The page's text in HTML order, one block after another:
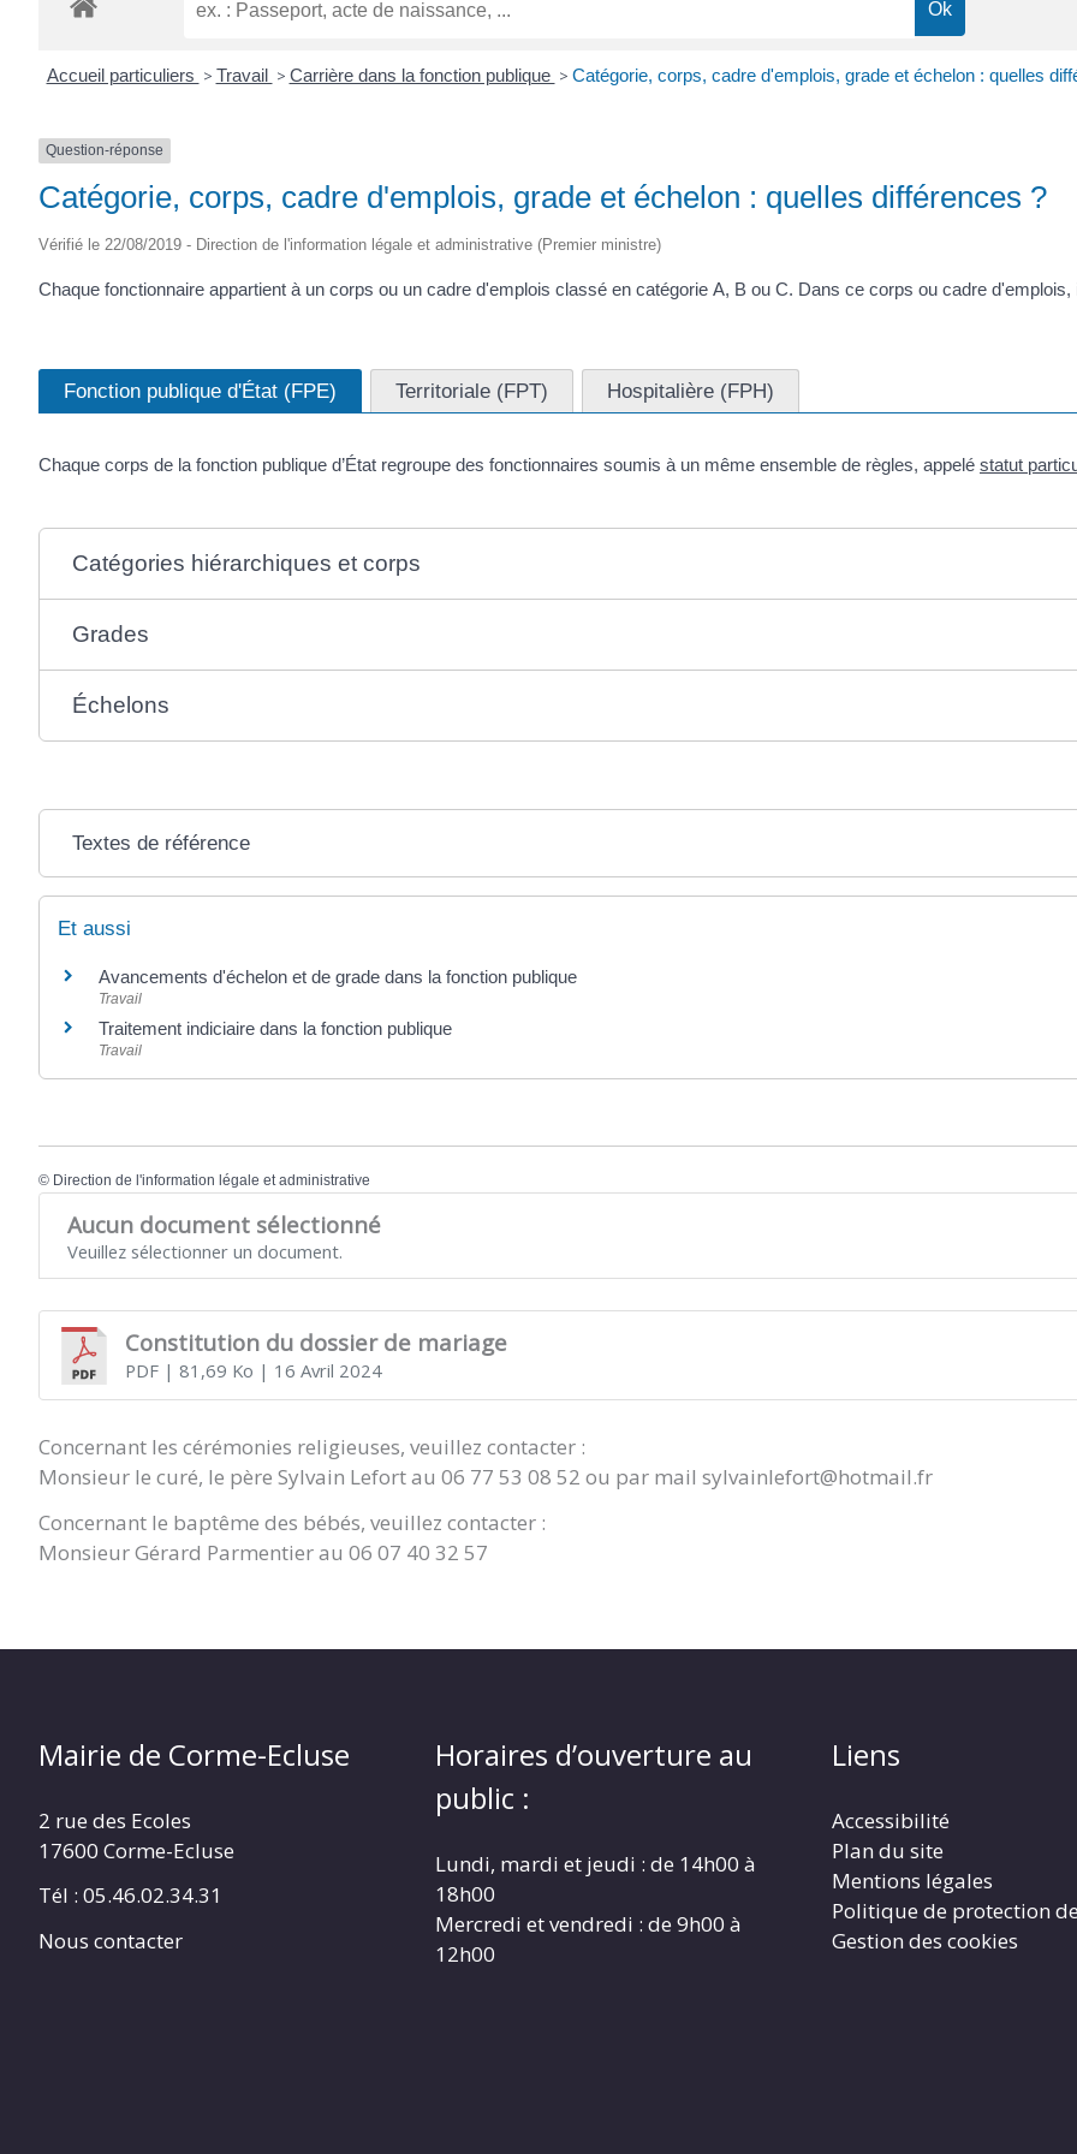
Accueil particuliers > Travail > Carrière dans la fonction publique > Catégorie, corps, cadre d'emplois, grade et échelon : quelles
Question-réponse
Catégorie, corps, cadre d'emplois, grade et échelon : quelles différences ?
Vérifié le 22/08/2019 - Direction de l'information légale et administrative (Premier ministre)
Chaque fonctionnaire appartient à un corps ou un cadre d'emplois classé en catégorie A, B ou C. Dans ce corps ou cadre
Fonction publique d'État (FPE) Territoriale (FPT) Hospitalière (FPH)
Chaque corps de la fonction publique d’État regroupe des fonctionnaires soumis à un même ensemble de règles, appelé statut
Catégories hiérarchiques et corps
Grades
Échelons
Textes de référence
Et aussi
Avancements d'échelon et de grade dans la fonction publique
Travail
Traitement indiciaire dans la fonction publique
Travail
© Direction de l'information légale et administrative
Aucun document sélectionné
Veuillez sélectionner un document.
Constitution du dossier de mariage
PDF| 81,69 Ko | 16 Avril 2024
Concernant les cérémonies religieuses, veuillez contacter :
Monsieur le curé, le père Sylvain Lefort au 06 77 53 08 52 ou par mail sylvainlefort@hotmail.fr
Concernant le baptême des bébés, veuillez contacter :
Monsieur Gérard Parmentier au 06 07 40 32 57
Mairie de Corme-Ecluse
2 rue des Ecoles
17600 Corme-Ecluse
Tél : 05.46.02.34.31
Nous contacter
Horaires d’ouverture au
public :
Lundi, mardi et jeudi : de 14h00 à
18h00
Mercredi et vendredi : de 9h00 à
12h00
Liens
Accessibilité
Plan du site
Mentions légales
Politique de protection
Gestion des cookies